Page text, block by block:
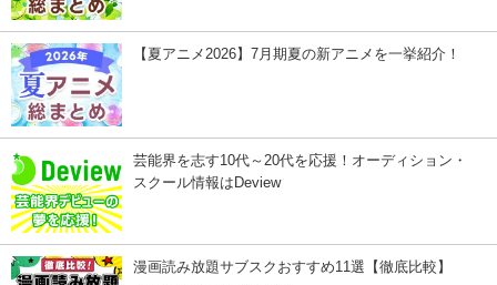
【夏アニメ2026】7月期夏の新アニメを一挙紹介！
芸能界を志す10代～20代を応援！オーディション・
スクール情報はDeview
漫画読み放題サブスクおすすめ11選【徹底比較】